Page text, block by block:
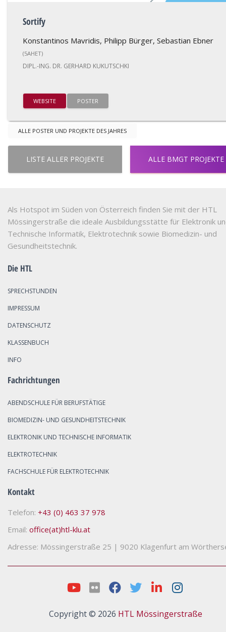
Sortify
Konstantinos Mavridis, Philipp Bürger, Sebastian Ebner
(5AHET)
DIPL.-ING. DR. GERHARD KUKUTSCHKI
WEBSITE POSTER
ALLE POSTER UND PROJEKTE DES JAHRES
LISTE ALLER PROJEKTE ALLE BMGT PROJEKTE
Als Hotspot im Süden von Österreich finden Sie mit der HTL
Mössingerstraße die ideale Ausbildungsstätte für Elektronik
Technische Informatik, Elektrotechnik sowie Biomedizin- und
Gesundheitstechnik.
Die HTL
SPRECHSTUNDEN
IMPRESSUM
DATENSCHUTZ
KLASSENBUCH
INFO
Fachrichtungen
ABENDSCHULE FÜR BERUFSTÄTIGE
BIOMEDIZIN- UND GESUNDHEITSTECHNIK
ELEKTRONIK UND TECHNISCHE INFORMATIK
ELEKTROTECHNIK
FACHSCHULE FÜR ELEKTROTECHNIK
Kontakt
Telefon: +43 (0) 463 37 978
Email: office(at)htl-klu.at
Adresse: Mössingerstraße 25 | 9020 Klagenfurt am
Copyright © 2026 HTL Mössingerstraße